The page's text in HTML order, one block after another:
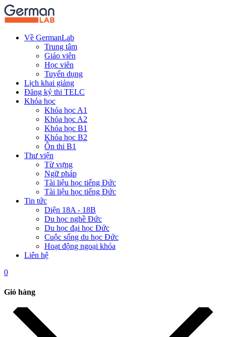
Về GermanLab
Trung tâm
Giáo viên
Học viên
Tuyển dụng
Lịch khai giảng
Đăng ký thi TELC
Khóa học
Khóa học A1
Khóa học A2
Khóa học B1
Khóa học B2
Ôn thi B1
Thư viện
Từ vựng
Ngữ pháp
Tài liệu học tiếng Đức
Tài liệu học tiếng Đức
Tin tức
Diện 18A - 18B
Du học nghề Đức
Du học đại học Đức
Cuộc sống du học Đức
Hoạt động ngoại khóa
Liên hệ
0
Giỏ hàng